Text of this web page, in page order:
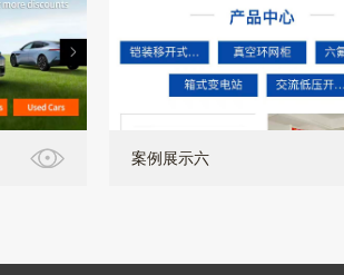
案例展示六